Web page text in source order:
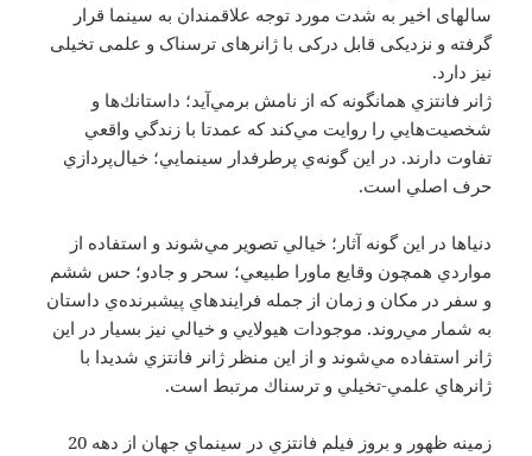
سالهای اخیر به شدت مورد توجه علاقمندان به سینما قرار
گرفته و نزدیکی قابل درکی با ژانرهای ترسناک و علمی تخیلی
نیز دارد.
ژانر فانتزي همانگونه كه از نامش برمي‌آيد؛ داستانك‌ها و
شخصيت‌هايي را روايت مي‌كند كه عمدتا با زندگي واقعي
تفاوت دارند. در اين گونه‌ي پرطرفدار سينمايي؛ خيال‌پردازي
حرف اصلي است.
دنياها در اين گونه آثار؛ خيالي تصوير مي‌شوند و استفاده از
مواردي همچون وقايع ماورا طبيعي؛ سحر و جادو؛ حس ششم
و سفر در مكان و زمان از جمله فرايندهاي پيشبرنده‌ي داستان
به شمار مي‌روند. موجودات هيولايي و خيالي نيز بسيار در اين
ژانر استفاده مي‌شوند و از اين منظر ژانر فانتزي شديدا با
ژانرهاي علمي-تخيلي و ترسناك مرتبط است.
زمينه ظهور و بروز فيلم فانتزي در سينماي جهان از دهه 20